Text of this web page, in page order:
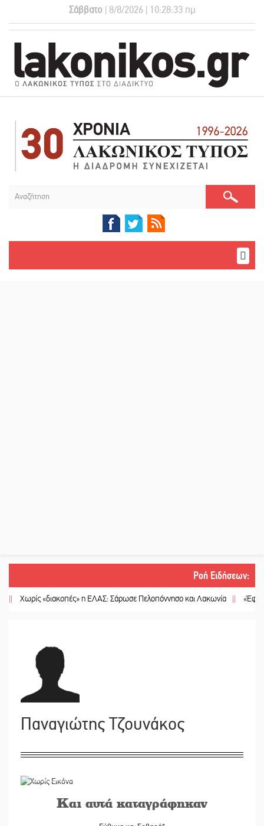
Σάββατο| 8/8/2026 | 10:28:34 πμ
Ροή Ειδήσεων:
«διακοπές» η ΕΛΑΣ: Σάρωσε Πελοπόννησο και Λακωνία || «Έφυγε»
Παναγιώτης Τζουνάκος
Και αυτά καταγράφηκαν